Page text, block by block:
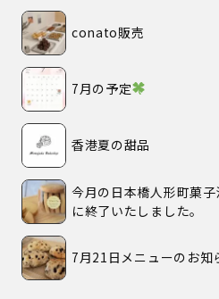
conato販売
7月の予定
香港夏の甜品
今月の日本橋人形町菓
に終了いたしました。
7月21日メニューのお知